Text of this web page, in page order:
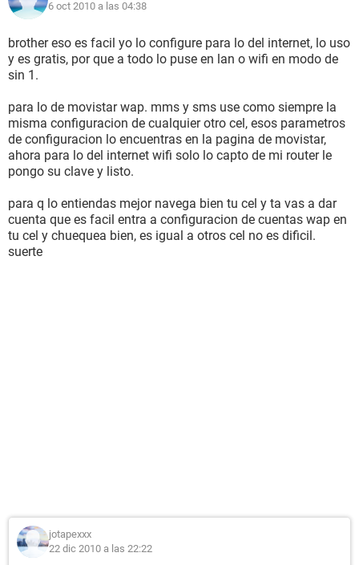
6 oct 2010 a las 04:38
brother eso es facil yo lo configure para lo del internet, lo uso
y es gratis, por que a todo lo puse en lan o wifi en modo de
sin 1.
para lo de movistar wap. mms y sms use como siempre la
misma configuracion de cualquier otro cel, esos parametros
de configuracion lo encuentras en la pagina de movistar,
ahora para lo del internet wifi solo lo capto de mi router le
pongo su clave y listo.
para q lo entiendas mejor navega bien tu cel y ta vas a dar
cuenta que es facil entra a configuracion de cuentas wap en
tu cel y chuequea bien, es igual a otros cel no es dificil.
suerte
jotapexxx
22 dic 2010 a las 22:22